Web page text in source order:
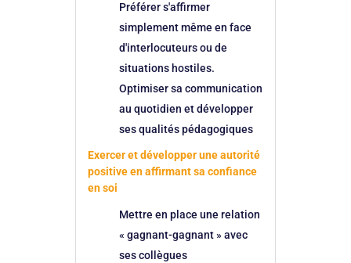
Préférer s'affirmer
simplement même en face
d'interlocuteurs ou de
situations hostiles.
Optimiser sa communication
au quotidien et développer
ses qualités pédagogiques
Exercer et développer une autorité
positive en affirmant sa confiance
en soi
Mettre en place une relation
« gagnant-gagnant » avec
ses collègues